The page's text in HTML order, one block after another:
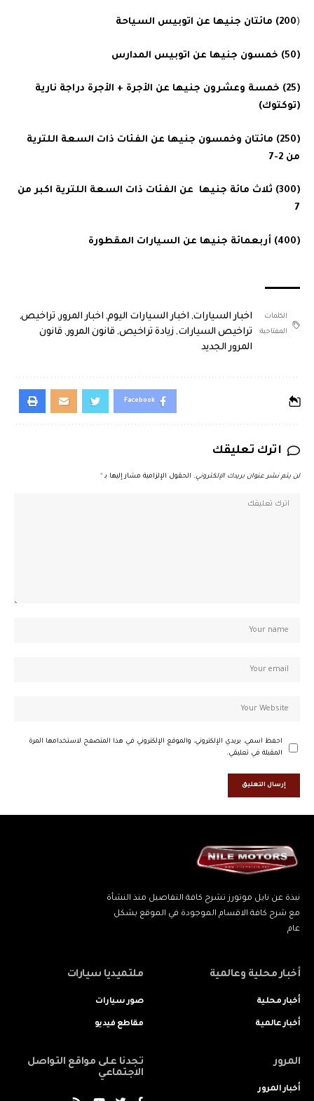
(200) مائتان جنيها عن اتوبيس السياحة
(50) خمسون جنيها عن اتوبيس المدارس
(25) خمسة وعشرون جنيها عن الأجرة + الأجرة دراجة نارية
(توكتوك)
(250) مائتان وخمسون جنيها عن الفئات ذات السعة اللترية
من 2-7
(300) ثلاث مائة جنيها عن الفئات ذات السعة اللترية اكبر من
7
(400) أربعمائة جنيها عن السيارات المقطورة
الكلمات
المفتاحية:
اخبار السيارات, اخبار السيارات اليوم, اخبار المرور, تراخيص,
تراخيص السيارات, زيادة تراخيص, قانون المرور, قانون
المرور الجديد
Facebook
اترك تعليقك
لن يتم نشر عنوان بريدك الإلكتروني. الحقول الإلزامية مشار إليها بـ *
احفظ اسمي، بريدي الإلكتروني، والموقع الإلكتروني في هذا المتصفح لاستخدامها المرة
المقبلة في تعليقي.
نبذة عن نايل موتورز تشرح كافة التفاصيل منذ النشأة
مع شرح كافة الاقسام الموجودة في الموقع بشكل
عام
أخبار محلية وعالمية
أخبار محلية
أخبار عالمية
ملتميديا سيارات
صور سيارات
مقاطع فيديو
المرور
أخبار المرور
تجدنا على مواقع التواصل
الاجتماعي